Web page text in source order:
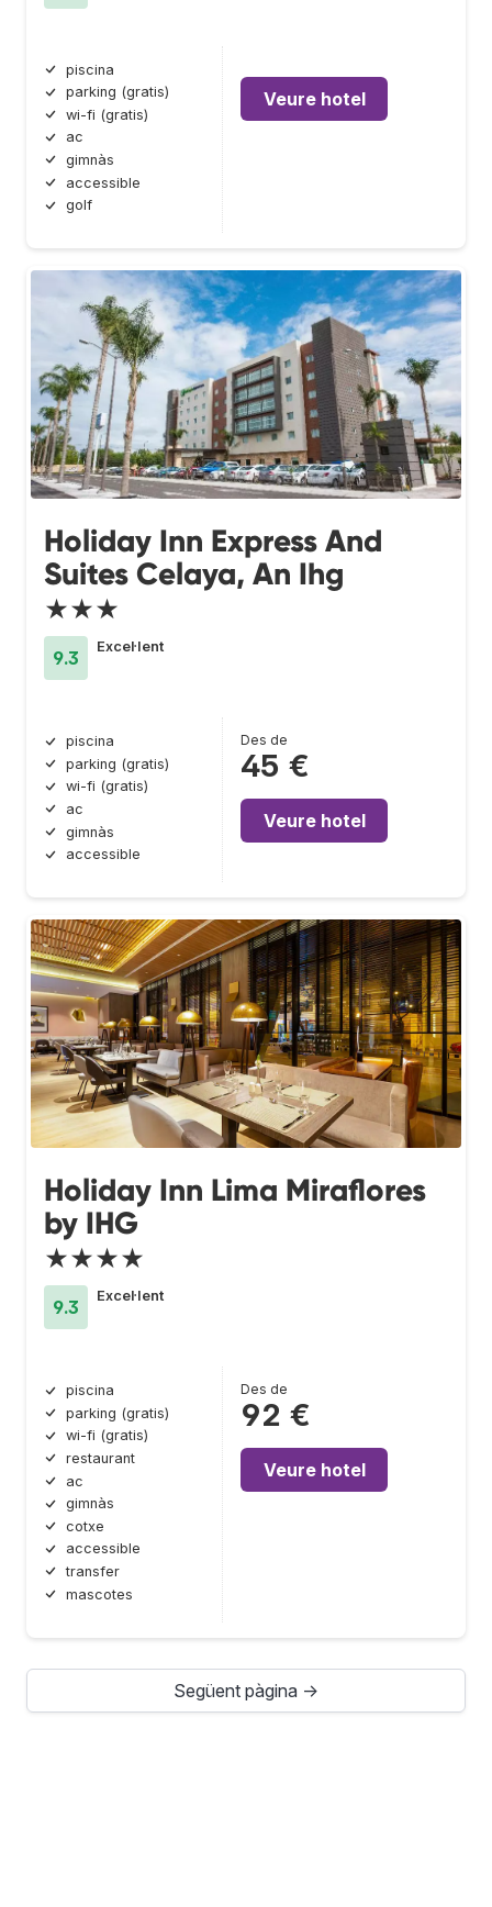
piscina
parking (gratis)
wi-fi (gratis)
ac
gimnàs
accessible
golf
Veure hotel
Holiday Inn Express And
Suites Celaya, An Ihg
★★★
9.3
Excel·lent
piscina
parking (gratis)
wi-fi (gratis)
ac
gimnàs
accessible
Des de
45 €
Veure hotel
Holiday Inn Lima Miraflores
by IHG
★★★★
9.3
Excel·lent
piscina
parking (gratis)
wi-fi (gratis)
restaurant
ac
gimnàs
cotxe
accessible
transfer
mascotes
Des de
92 €
Veure hotel
Següent pàgina →